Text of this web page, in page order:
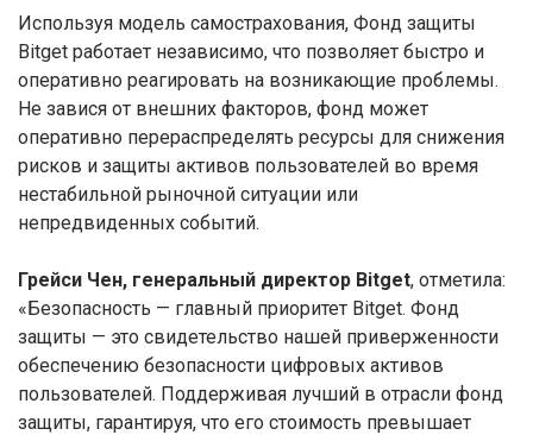
Используя модель самострахования, Фонд защиты
Bitget работает независимо, что позволяет быстро и
оперативно реагировать на возникающие проблемы.
Не завися от внешних факторов, фонд может
оперативно перераспределять ресурсы для снижения
рисков и защиты активов пользователей во время
нестабильной рыночной ситуации или
непредвиденных событий.
Грейси Чен, генеральный директор Bitget, отметила:
«Безопасность — главный приоритет Bitget. Фонд
защиты — это свидетельство нашей приверженности
обеспечению безопасности цифровых активов
пользователей. Поддерживая лучший в отрасли фонд
защиты, гарантируя, что его стоимость превышает